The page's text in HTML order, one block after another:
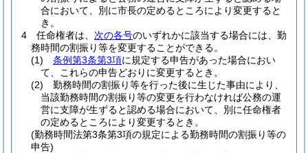
合において、別に市長の定めるところにより変更すると
き。
4
任命権者は、 次の各号のいずれかに該当する場合には、勤
務時間の割振り等を変更することができる。
(1)
条例第3条第3項に規定する申告があった場合におい
て、これらの申告どおりに変更するとき。
(2)
勤務時間の割振り等を行った後に生じた事由により、
当該勤務時間の割振り等の変更を行わなければ公務の運
営に支障が生ずると認める場合において、別に任命権者
の定めるところにより変更するとき。
(勤務時間法第3条第3項の規定による勤務時間の割振り等の
申告)